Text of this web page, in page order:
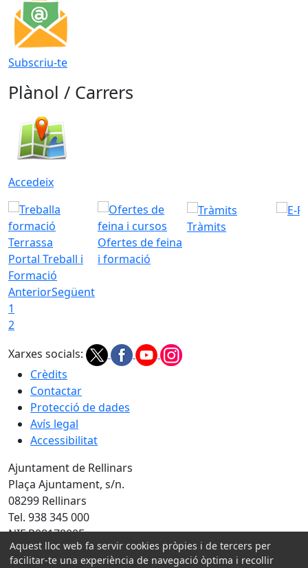
Subscriu-te
Plànol / Carrers
Accedeix
Portal Treball i
Formació
Ofertes de feina
i formació
Tràmits
AnteriorSegüent
1
2
Xarxes socials:
Crèdits
Contactar
Protecció de dades
Avís legal
Accessibilitat
Ajuntament de Rellinars
Plaça Ajuntament, s/n.
08299 Rellinars
Tel. 938 345 000
NIF P0817800F
Amb la col·laboració de:
Aquest lloc web fa servir cookies pròpies i de tercers per
facilitar-te una experiència de navegació òptima i recollir